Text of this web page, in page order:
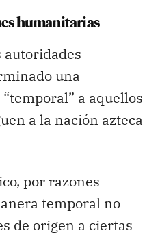
humanitarias
autoridades
una
a aquellos
a la nación azteca
por razones
temporal no
de origen a ciertas